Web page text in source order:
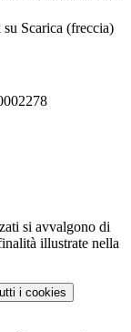
Scarica (freccia)
si avvalgono di
illustrate nella
i cookies